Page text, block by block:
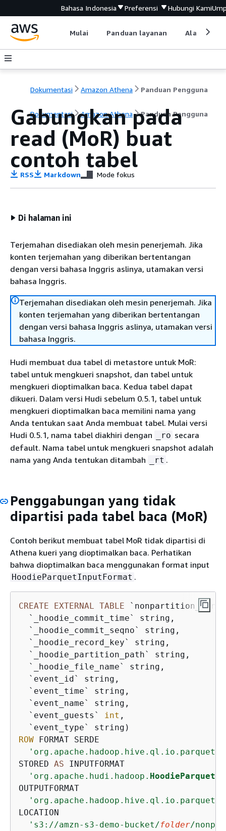
Bahasa Indonesia Preferensi Hubungi Kami
Mulai Panduan layanan Alat
Dokumentasi Amazon Athena Panduan Pengguna
Dokumentasi Amazon Athena Panduan Pengguna
Gabungkan pada
read (MoR) buat
contoh tabel
RSS Markdown Mode fokus
Di halaman ini
Terjemahan disediakan oleh mesin penerjemah. Jika
konten terjemahan yang diberikan bertentangan
dengan versi bahasa Inggris aslinya, utamakan versi
bahasa Inggris.
Terjemahan disediakan oleh mesin penerjemah. Jika
konten terjemahan yang diberikan bertentangan
dengan versi bahasa Inggris aslinya, utamakan versi
bahasa Inggris.
Hudi membuat dua tabel di metastore untuk MoR:
tabel untuk mengkueri snapshot, dan tabel untuk
mengkueri dioptimalkan baca. Kedua tabel dapat
dikueri. Dalam versi Hudi sebelum 0.5.1, tabel untuk
mengkueri dioptimalkan baca memilini nama yang
Anda tentukan saat Anda membuat tabel. Mulai versi
Hudi 0.5.1, nama tabel diakhiri dengan
_ro secara
default. Nama tabel untuk mengkueri snapshot adalah
nama yang Anda tentukan ditambah
_rt .
Penggabungan yang tidak
dipartisi pada tabel baca (MoR)
Contoh berikut membuat tabel MoR tidak dipartisi di
Athena kueri yang dioptimalkan baca. Perhatikan
bahwa dioptimalkan baca menggunakan format input
HoodieParquetInputFormat .
CREATE EXTERNAL TABLE `nonpartition_mor`(
  `_hoodie_commit_time` string,
  `_hoodie_commit_seqno` string,
  `_hoodie_record_key` string,
  `_hoodie_partition_path` string,
  `_hoodie_file_name` string,
  `event_id` string,
  `event_time` string,
  `event_name` string,
  `event_guests`
int ,
ROW FORMAT SERDE
STORED AS INPUTFORMAT
'org.apache.hudi.hadoop.
OUTPUTFORMAT
LOCATION
's3://amzn-s3-demo-bucket/folder/